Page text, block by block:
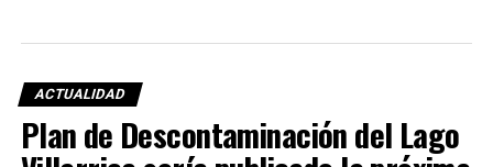
ACTUALIDAD
Plan de Descontaminación del Lago